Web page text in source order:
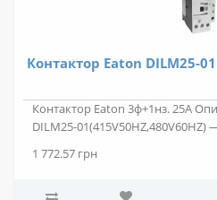
Контактор Eaton DILM25-
Контактор Eaton 3ф+1нз. 25А
DILM25-
1 772.57 грн